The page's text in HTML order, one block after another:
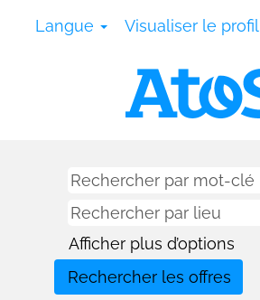
Langue Visualiser le profil
Afficher plus d’options